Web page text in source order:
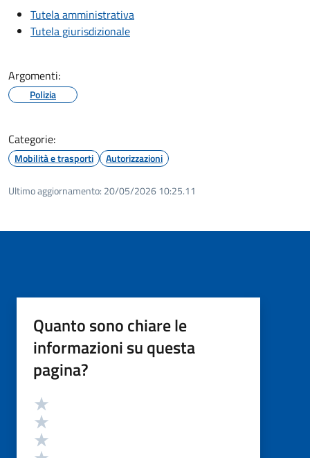
Tutela amministrativa
Tutela giurisdizionale
Argomenti:
Polizia
Categorie:
Mobilità e trasporti Autorizzazioni
Ultimo aggiornamento: 20/05/2026 10:25.11
Quanto sono chiare le
informazioni su questa
pagina?
Valutazione